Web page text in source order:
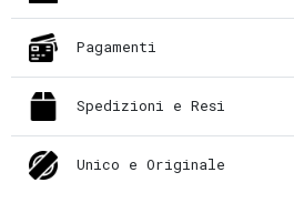
Pagamenti
Spedizioni e Resi
Unico e Originale